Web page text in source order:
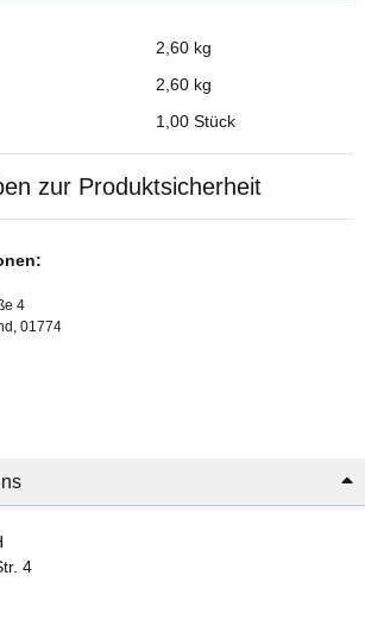
2,60 kg
2,60 kg
1,00 Stück
zur Produktsicherheit
4
01774
4